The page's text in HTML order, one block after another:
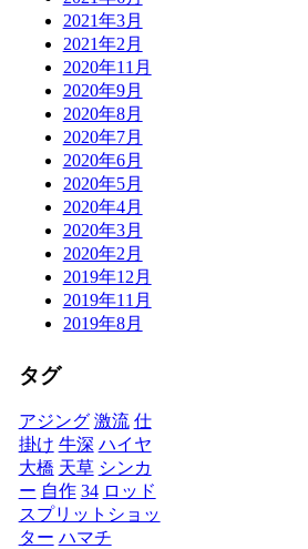
2021年3月
2021年2月
2020年11月
2020年9月
2020年8月
2020年7月
2020年6月
2020年5月
2020年4月
2020年3月
2020年2月
2019年12月
2019年11月
2019年8月
タグ
アジング 激流 仕
掛け 牛深 ハイヤ
大橋 天草 シンカ
ー 自作 34 ロッド
スプリットショッ
ター ハマチ